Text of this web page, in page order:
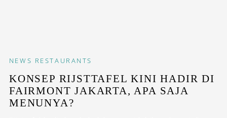
NEWS RESTAURANTS
KONSEP RIJSTTAFEL KINI HADIR DI
FAIRMONT JAKARTA, APA SAJA
MENUNYA?